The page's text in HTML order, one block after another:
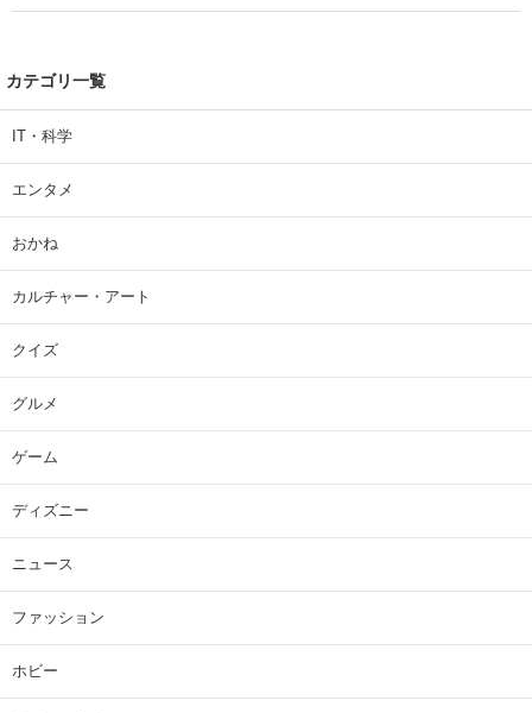
| 大学 ねとらぼリサーチ
カテゴリ一覧
IT・科学
エンタメ
おかね
カルチャー・アート
クイズ
グルメ
ゲーム
ディズニー
ニュース
ファッション
ホビー